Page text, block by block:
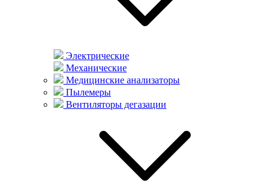
Электрические
Механические
Медицинские анализаторы
Пылемеры
Вентиляторы дегазации